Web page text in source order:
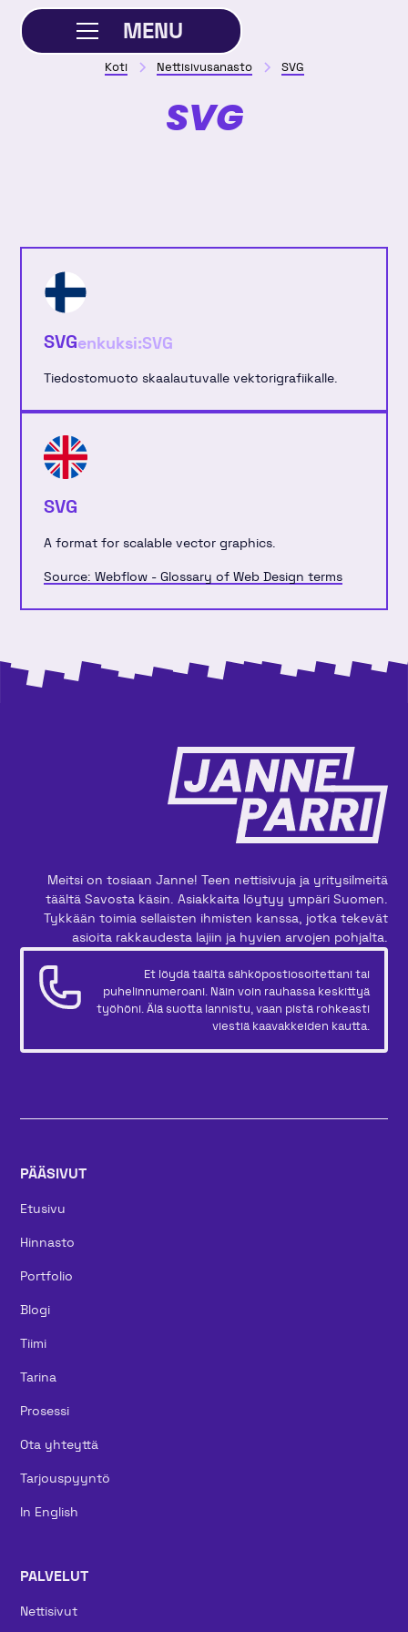
MENU
SULJE
Koti Nettisivusanasto SVG
SVG
SVGenkuksi:SVG
Tiedostomuoto skaalautuvalle vektorigrafiikalle.
SVG
A format for scalable vector graphics.
Source: Webflow - Glossary of Web Design terms
Meitsi on tosiaan Janne! Teen nettisivuja ja yritysilmeitä
täältä Savosta käsin. Asiakkaita löytyy ympäri Suomen.
Tykkään toimia sellaisten ihmisten kanssa, jotka tekevät
asioita rakkaudesta lajiin ja hyvien arvojen pohjalta.
Et löydä täältä sähköpostiosoitettani tai
puhelinnumeroani. Näin voin rauhassa keskittyä
työhöni. Älä suotta lannistu, vaan pistä rohkeasti
viestiä kaavakkeiden kautta.
PÄÄSIVUT
Etusivu
Hinnasto
Portfolio
Blogi
Tiimi
Tarina
Prosessi
Ota yhteyttä
Tarjouspyyntö
In English
PALVELUT
Nettisivut